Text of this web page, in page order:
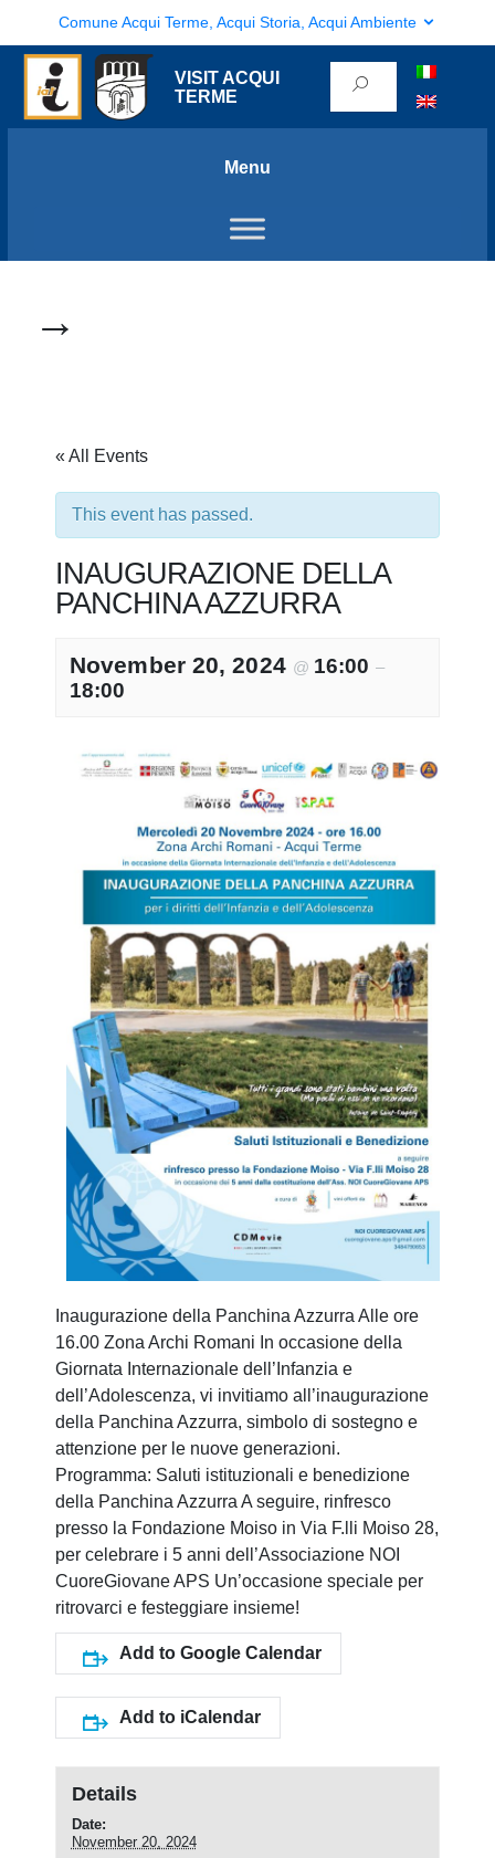
Comune Acqui Terme, Acqui Storia, Acqui Ambiente
VISIT ACQUI
TERME
Menu
→
« All Events
This event has passed.
INAUGURAZIONE DELLA
PANCHINA AZZURRA
November 20, 2024 @ 16:00 –
18:00
Inaugurazione della Panchina Azzurra Alle ore
16.00 Zona Archi Romani In occasione della
Giornata Internazionale dell’Infanzia e
dell’Adolescenza, vi invitiamo all’inaugurazione
della Panchina Azzurra, simbolo di sostegno e
attenzione per le nuove generazioni.
Programma: Saluti istituzionali e benedizione
della Panchina Azzurra A seguire, rinfresco
presso la Fondazione Moiso in Via F.lli Moiso 28,
per celebrare i 5 anni dell’Associazione NOI
CuoreGiovane APS Un’occasione speciale per
ritrovarci e festeggiare insieme!
Add to Google Calendar
Add to iCalendar
Details
Date:
November 20, 2024